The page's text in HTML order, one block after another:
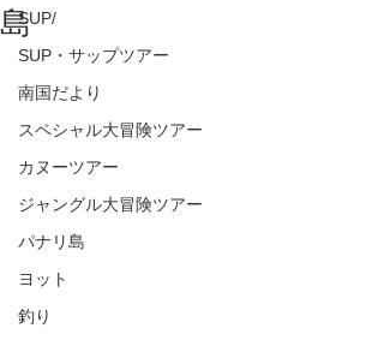
SUP/
SUP・サップツアー
南国だより
スペシャル大冒険ツアー
カヌーツアー
ジャングル大冒険ツアー
パナリ島
ヨット
釣り
島